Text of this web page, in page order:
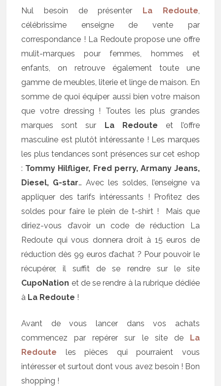
Nul besoin de présenter La Redoute,
célébrissime enseigne de vente par
correspondance ! La Redoute propose une offre
mulit-marques pour femmes, hommes et
enfants, on retrouve également toute une
gamme de meubles, literie et linge de maison. En
somme de quoi équiper aussi bien votre maison
que votre dressing ! Toutes les plus grandes
marques sont sur La Redoute et l’offre
masculine est plutôt intéressante ! Les marques
les plus tendances sont présences sur cet eshop
: Tommy Hilfliger, Fred perry, Armany Jeans,
Diesel, G-star… Avec les soldes, l’enseigne va
appliquer des tarifs intéressants ! Profitez des
soldes pour faire le plein de t-shirt ! Mais que
diriez-vous d’avoir un code de réduction La
Redoute qui vous donnera droit à 15 euros de
réduction dès 99 euros d’achat ? Pour pouvoir le
récupérer, il suffit de se rendre sur le site
CupoNation et de se rendre à la rubrique dédiée
à La Redoute !
Avant de vous lancer dans vos achats
commencez par repérer sur le site de La
Redoute les pièces qui pourraient vous
intéresser et surtout dont vous avez besoin ! Bon
shopping !